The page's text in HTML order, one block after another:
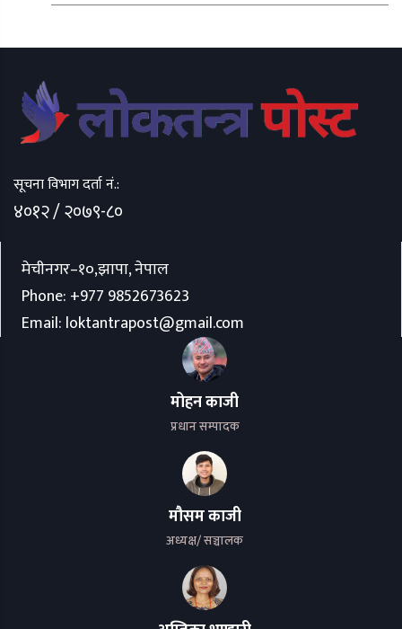
सूचना विभाग दर्ता नं.:
४०१२ / २०७९-८०
मेचीनगर–१०,झापा, नेपाल
Phone: +977 9852673623
Email: loktantrapost@gmail.com
मोहन काजी
प्रधान सम्पादक
मौसम काजी
अध्यक्ष/ सञ्चालक